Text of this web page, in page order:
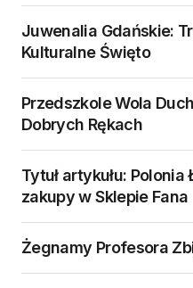
Juwenalia Gdańskie:
Kulturalne Święto
Przedszkole Wola
Dobrych Rękach
Tytuł artykułu:
zakupy w Sklepie Fana
Żegnamy Profesora